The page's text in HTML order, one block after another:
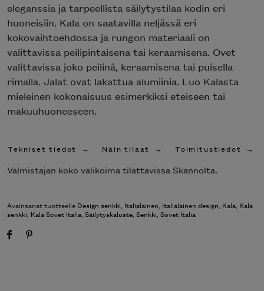
eleganssia ja tarpeellista säilytystilaa kodin eri
huoneisiin. Kala on saatavilla neljässä eri
kokovaihtoehdossa ja rungon materiaali on
valittavissa peilipintaisena tai keraamisena. Ovet
valittavissa joko peilinä, keraamisena tai puisella
rimalla. Jalat ovat lakattua alumiinia. Luo Kalasta
mieleinen kokonaisuus esimerkiksi eteiseen tai
makuuhuoneeseen.
Tekniset tiedot Näin tilaat Toimitustiedot
Valmistajan koko valikoima tilattavissa Skannolta.
Avainsanat tuotteelle Design senkki, Italialainen, Italialainen design, Kala, Kala
senkki, Kala Sovet Italia, Säilytyskaluste, Senkki, Sovet Italia